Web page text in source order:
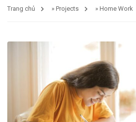
Trang chủ » Projects » Home Work